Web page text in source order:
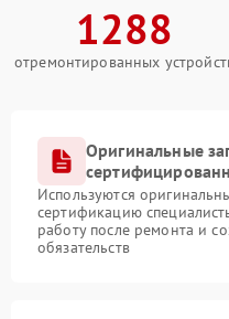
1288
отремонтированных
Оригинальные
Используются
сертификацию
работу после ремонта и
обязательств